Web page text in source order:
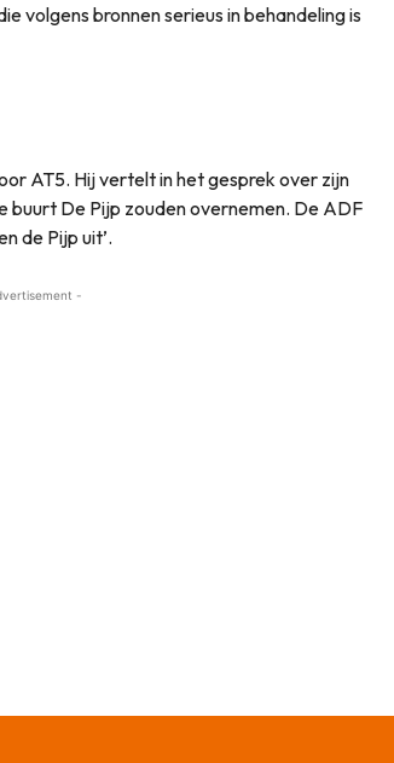
volgens bronnen serieus in behandeling is
AT5. Hij vertelt in het gesprek over zijn
buurt De Pijp zouden overnemen. De ADF
de Pijp uit’.
-